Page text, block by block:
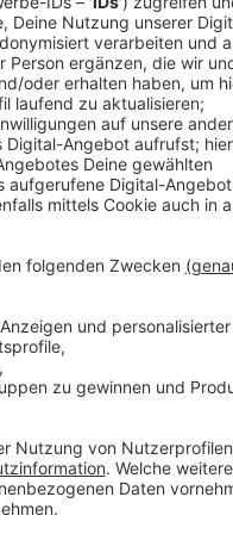
Eifel - Das
euch nicht. Seit 2003
seinen Hörerinnen und
- wenn auch nicht
nun unter die Podcaster
bekommt Ihr außerdem
Elvis wird sich mit